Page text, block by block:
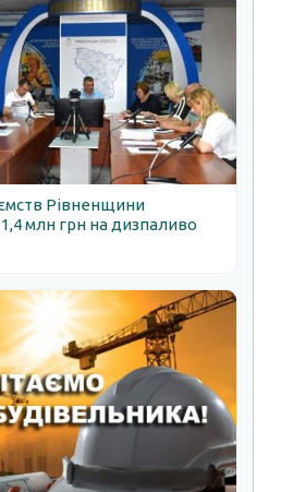
Рівненщини
млн грн на дизпаливо